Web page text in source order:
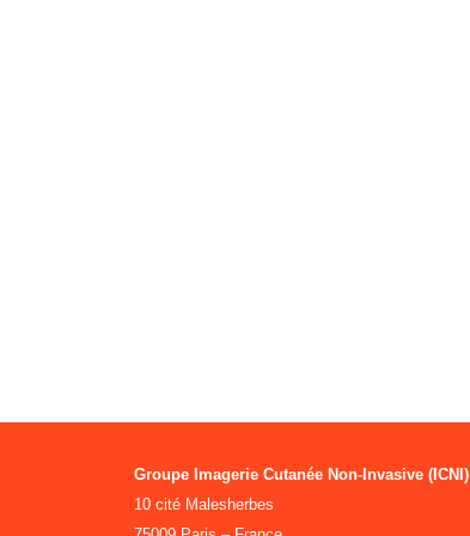
Groupe Imagerie Cutanée Non-Invasive (ICNI)
10 cité Malesherbes